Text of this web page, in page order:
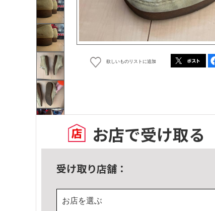
欲しいものリストに追加
お店で受け取る
受け取り店舗：
お店を選ぶ